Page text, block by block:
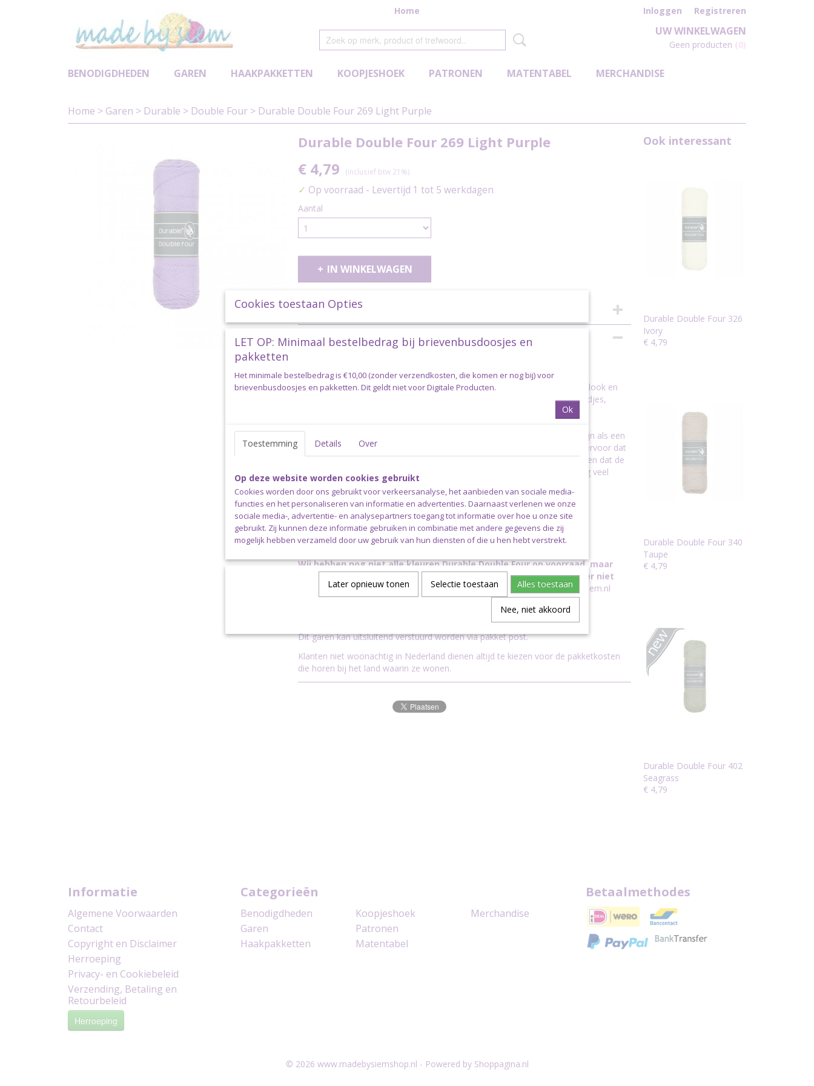
Home Inloggen Registreren
UW WINKELWAGEN
Geen producten (0)
BENODIGDHEDEN GAREN HAAKPAKKETTEN KOOPJESHOEK PATRONEN MATENTABEL MERCHANDISE
Home > Garen > Durable > Double Four > Durable Double Four 269 Light Purple
Durable Double Four 269 Light Purple
€ 4,79 (inclusief btw 21%)
✓ Op voorraad - Levertijd 1 tot 5 werkdagen
Aantal
IN WINKELWAGEN
Specificaties
Omschrijving
Durable Double four is een 100% katoenen garen met een mooie vintage look en
voelt heerlijk zacht aan. Het garen is te gebruiken voor vesten, truien, kleedjes,
kussen en andere home-deco accessoires en ook amigurumi’s en knuffels.
De lijn bestaat uit 41 prachtige op elkaar afgestemde kleuren. De bollen zijn als een
zogenoemde pull-skein bol in een lange cilindervorm gewikkeld. Dit zorgt ervoor dat
gemakkelijk het begin van de draad uit het midden getrokken kan worden en dat de
bollen gemakkelijk te stapelen zijn. Een prachtig katoengaren met oneindig veel
toepassingen.
Durable Double Four 100 gram
Adviesdikte naald: 4,5 mm of 5.0 mm
100 gram bol = 150 mtr
100% katoen
Wij hebben nog niet alle kleuren Durable Double Four op voorraad, maar
onze voorraad groeit met de dag, dus staat jouw favoriete kleur er niet
tussen, vraag het ons gerust. Stuur een e-mail naarinfo@madebysiem.nl
Dit garen kan uitsluitend verstuurd worden via pakket post.
Klanten niet woonachtig in Nederland dienen altijd te kiezen voor de pakketkosten
die horen bij het land waarin ze wonen.
Ook interessant
Durable Double Four 326
Ivory
€ 4,79
Durable Double Four 340
Taupe
€ 4,79
Durable Double Four 402
Seagrass
€ 4,79
Informatie
Algemene Voorwaarden
Contact
Copyright en Disclaimer
Herroeping
Privacy- en Cookiebeleid
Verzending, Betaling en
Retourbeleid
Herroeping
Categorieën
Benodigdheden
Garen
Haakpakketten
Koopjeshoek
Patronen
Matentabel
Merchandise
Betaalmethodes
© 2026 www.madebysiemshop.nl - Powered by Shoppagina.nl
Cookies toestaan Opties
LET OP: Minimaal bestelbedrag bij brievenbusdoosjes en
pakketten
Het minimale bestelbedrag is €10,00 (zonder verzendkosten, die komen er nog bij) voor
brievenbusdoosjes en pakketten. Dit geldt niet voor Digitale Producten.
Ok
Toestemming Details Over
Op deze website worden cookies gebruikt
Cookies worden door ons gebruikt voor verkeersanalyse, het aanbieden van sociale media-
functies en het personaliseren van informatie en advertenties. Daarnaast verlenen we onze
sociale media-, advertentie- en analysepartners toegang tot informatie over hoe u onze site
gebruikt. Zij kunnen deze informatie gebruiken in combinatie met andere gegevens die zij
mogelijk hebben verzameld door uw gebruik van hun diensten of die u hen hebt verstrekt.
Later opnieuw tonen Selectie toestaan Alles toestaan
Nee, niet akkoord